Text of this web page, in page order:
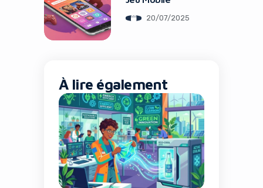
20/07/2025
À lire également